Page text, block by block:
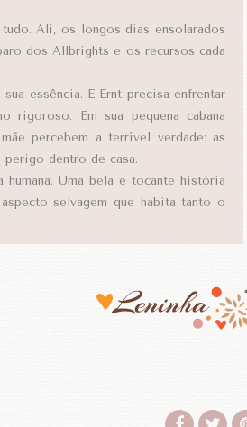
Ali, os longos dias ensolarados
dos Allbrights e os recursos cada
essência. E Ernt precisa enfrentar
rigoroso. Em sua pequena cabana
percebem a terrível verdade: as
perigo dentro de casa.
Uma bela e tocante história
selvagem que habita tanto o